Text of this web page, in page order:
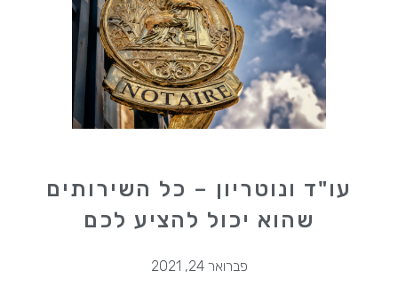
עו"ד ונוטריון – כל השירותים
שהוא יכול להציע לכם
פברואר 24, 2021